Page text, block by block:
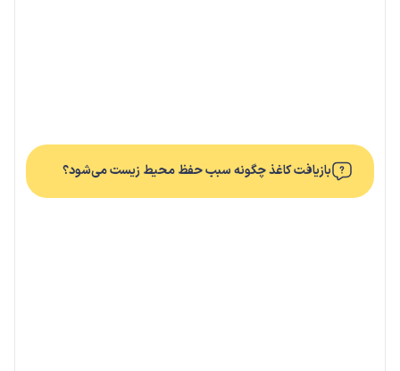
بازیافت کاغذ چگونه سبب حفظ محیط زیست می‌شود؟